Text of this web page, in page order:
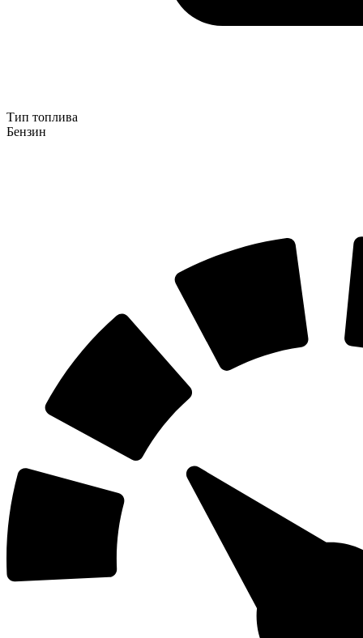
Тип топлива
Бензин